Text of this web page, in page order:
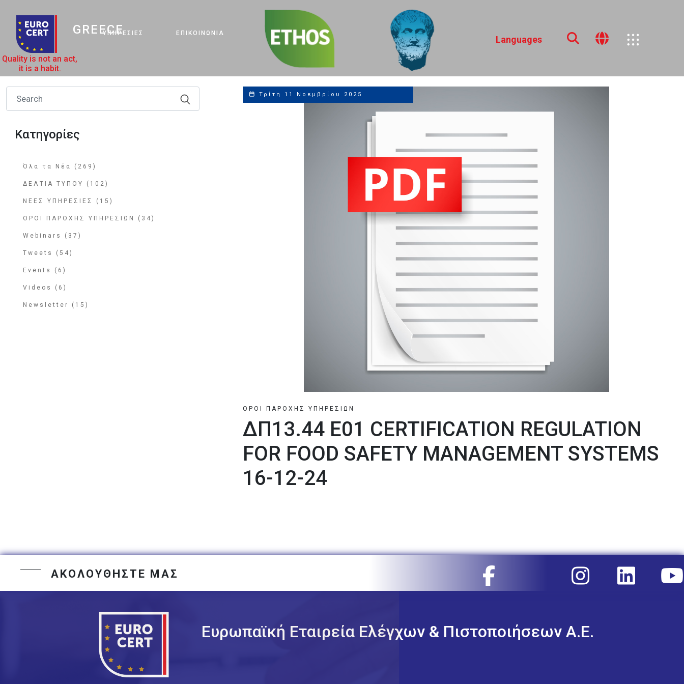
Quality is not an act,
it is a habit.
GREECE
ΥΠΗΡΕΣΊΕΣ ΕΠΙΚΟΙΝΩΝΊΑ
Compliance Leaders
Languages
Κατηγορίες
Όλα τα Νέα (269)
ΔΕΛΤΙΑ ΤΥΠΟΥ (102)
ΝΕΕΣ ΥΠΗΡΕΣΙΕΣ (15)
ΟΡΟΙ ΠΑΡΟΧΗΣ ΥΠΗΡΕΣΙΩΝ (34)
Webinars (37)
Tweets (54)
Events (6)
Videos (6)
Newsletter (15)
Τρίτη 11 Νοεμβρίου 2025
ΟΡΟΙ ΠΑΡΟΧΗΣ ΥΠΗΡΕΣΙΩΝ
ΔΠ13.44 Ε01 CERTIFICATION REGULATION
FOR FOOD SAFETY MANAGEMENT SYSTEMS
16-12-24
ΑΚΟΛΟΥΘΗΣΤΕ ΜΑΣ
Ευρωπαϊκή Εταιρεία Ελέγχων & Πιστοποιήσεων Α.Ε.